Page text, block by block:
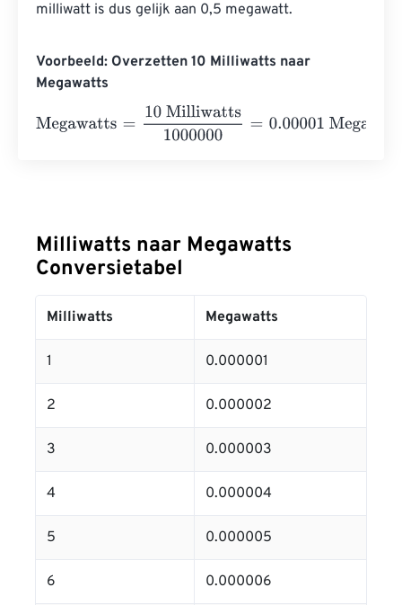
milliwatt is dus gelijk aan 0,5 megawatt.
Voorbeeld: Overzetten 10 Milliwatts naar
Megawatts
Megawatts = 10 Milliwatts1000000 0.00001 Megawatts
Milliwatts naar Megawatts
Conversietabel
Milliwatts Megawatts
1 0.000001
2 0.000002
3 0.000003
4 0.000004
5 0.000005
6 0.000006